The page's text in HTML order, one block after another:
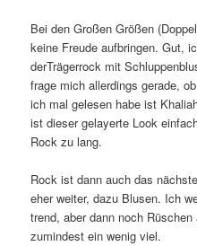
Bei den Großen Größen
keine Freude aufbringen. Gut,
derTrägerrock mit
frage mich allerdings gerade,
ich mal gelesen habe ist
ist dieser gelayerte Look
Rock zu lang.
Rock ist dann auch das
eher weiter, dazu Blusen. Ich
trend, aber dann noch
zumindest ein wenig viel.